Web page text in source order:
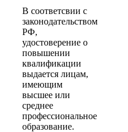
В соответсвии с
законодательством
РФ,
удостоверение о
повышении
квалификации
выдается лицам,
имеющим
высшее или
среднее
профессиональное
образование.